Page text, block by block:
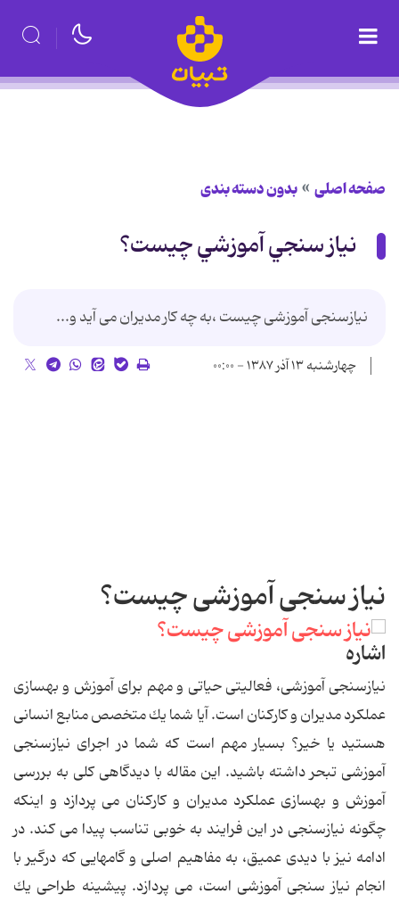
صفحه اصلی بدون دسته بندی
نياز سنجي آموزشي چيست؟
نیازسنجی آموزشی چیست ،به چه کار مدیران می آید و...
چهارشنبه ۱۳ آذر ۱۳۸۷ - ۰۰:۰۰
نیاز سنجی آموزشی چیست؟
اشاره
نیازسنجی آموزشی، فعالیتی حیاتی و مهم برای آموزش و بهسازی
عملكرد مدیران و كاركنان است. آیا شما یك متخصص منابع انسانی
هستید یا خیر؟ بسیار مهم است كه شما در اجرای نیازسنجی
آموزشی تبحر داشته باشید. این مقاله با دیدگاهی كلی به بررسی
آموزش و بهسازی عملكرد مدیران و كاركنان می پردازد و اینكه
چگونه نیازسنجی در این فرایند به خوبی تناسب پیدا می كند. در
ادامه نیز با دیدی عمیق، به مفاهیم اصلی و گامهایی كه درگیر با
انجام نیاز سنجی آموزشی است، می پردازد. پیشینه طراحی یك